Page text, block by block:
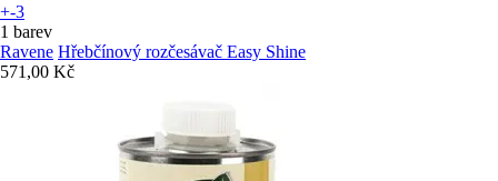
+-3
1 barev
Ravene Hřebčínový rozčesávač Easy Shine
571,00 Kč